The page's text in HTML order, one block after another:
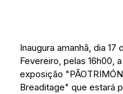
Inaugura amanhã, dia 17
Fevereiro, pelas 16h00, a
exposição
Breaditage" que estará